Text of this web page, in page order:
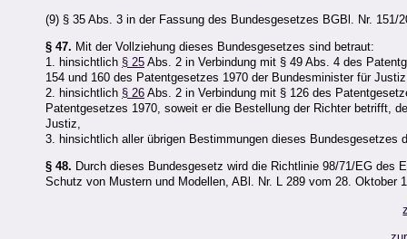
(9) § 35 Abs. 3 in der Fassung des Bundesgesetzes BGBl. Nr. 151/
§ 47. Mit der Vollziehung dieses Bundesgesetzes sind betraut:
1. hinsichtlich § 25 Abs. 2 in Verbindung mit § 49 Abs. 4 des
154 und 160 des Patentgesetzes 1970 der Bundesminister für
2. hinsichtlich § 26 Abs. 2 in Verbindung mit § 126 des
Patentgesetzes 1970, soweit er die Bestellung der Richter betrifft,
Justiz,
3. hinsichtlich aller übrigen Bestimmungen dieses Bundesgesetzes
§ 48. Durch dieses Bundesgesetz wird die Richtlinie 98/71/EG des
Schutz von Mustern und Modellen, ABl. Nr. L 289 vom 28. Oktober